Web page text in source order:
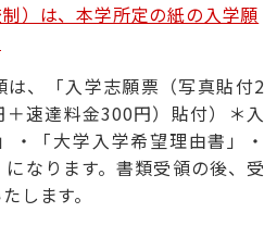
）は、本学所定の紙の入学願
は、「入学志願票（写真貼付2
速達料金300円）貼付）＊入
・「大学入学希望理由書」・
になります。書類受領の後、受
します。